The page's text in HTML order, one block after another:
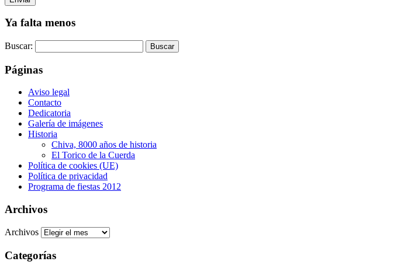
Ya falta menos
Buscar:
Páginas
Aviso legal
Contacto
Dedicatoria
Galería de imágenes
Historia
Chiva, 8000 años de historia
El Torico de la Cuerda
Política de cookies (UE)
Política de privacidad
Programa de fiestas 2012
Archivos
Archivos
Categorías